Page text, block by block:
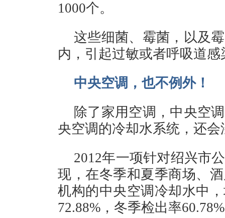
1000个。
这些细菌、霉菌，以及
内，引起过敏或者呼吸道感
中央空调，也不例外！
除了家用空调，中央空
央空调的冷却水系统，还
2012年一项针对绍兴市
现，在冬季和夏季商场、
机构的中央空调冷却水中
72.88%，冬季检出率